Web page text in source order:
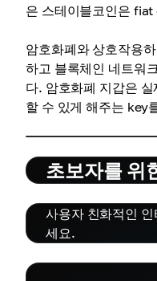
은 스테이블코인은
암호화폐와 상호작용
하고 블록체인 네트워
다. 암호화폐 지갑은
할 수 있게 해주는 key
초보자를 위
사용자 친화적인
세요.